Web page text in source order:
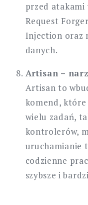
przed atakami
Request
Injection oraz
danych.
Artisan –
Artisan to
komend,
wielu zadań,
kontrolerów,
uruchamianie
codzienne
szybsze i